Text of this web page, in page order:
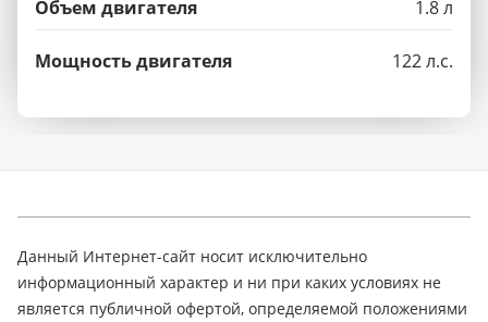
Объем двигателя 1.8 л
Мощность двигателя 122 л.с.
Данный Интернет-сайт носит исключительно
информационный характер и ни при каких условиях не
является публичной офертой, определяемой положениями